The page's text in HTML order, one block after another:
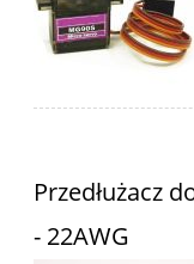
Przedłużacz
- 22AWG